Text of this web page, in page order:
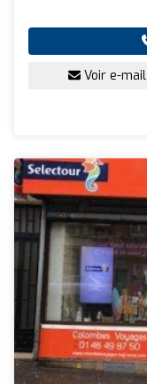
Voir e-mail